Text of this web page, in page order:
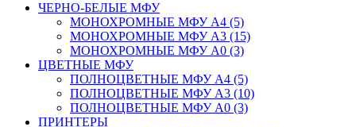
ЧЕРНО-БЕЛЫЕ МФУ
МОНОХРОМНЫЕ МФУ А4 (5)
МОНОХРОМНЫЕ МФУ А3 (15)
МОНОХРОМНЫЕ МФУ А0 (3)
ЦВЕТНЫЕ МФУ
ПОЛНОЦВЕТНЫЕ МФУ А4 (5)
ПОЛНОЦВЕТНЫЕ МФУ А3 (10)
ПОЛНОЦВЕТНЫЕ МФУ А0 (3)
ПРИНТЕРЫ